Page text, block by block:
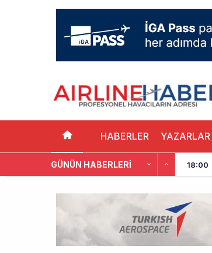
HABERLER YAZARLAR
GÜNÜN HABERLERI 18:00